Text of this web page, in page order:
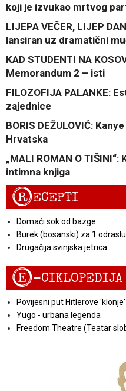
koji je izvukao mrtvog
LIJEPA VEČER, LIJEP
lansiran uz dramatični
KAD STUDENTI NA
Memorandum 2 – isti
FILOZOFIJA PALANKE:
zajednice
BORIS DEŽULOVIĆ:
Hrvatska
„MALI ROMAN O
intimna knjiga
RECEPTI
Domaći sok od bazge
Burek (bosanski) za 1
Drugačija svinjska jetrica
E-CIKLOPEDIJA
Povijesni put Hitlerove 'klonje'
Yugo - urbana legenda
Freedom Theatre (Teatar